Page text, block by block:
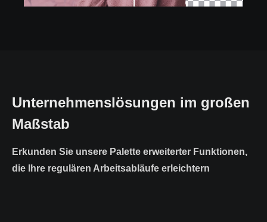
Unternehmenslösungen im großen
Maßstab
Erkunden Sie unsere Palette erweiterter Funktionen,
die Ihre regulären Arbeitsabläufe erleichtern